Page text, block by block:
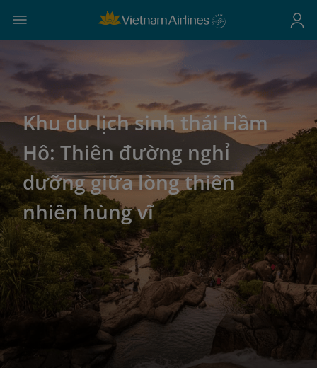
Khu du lịch sinh thái Hầm
Hô: Thiên đường nghỉ
dưỡng giữa lòng thiên
nhiên hùng vĩ